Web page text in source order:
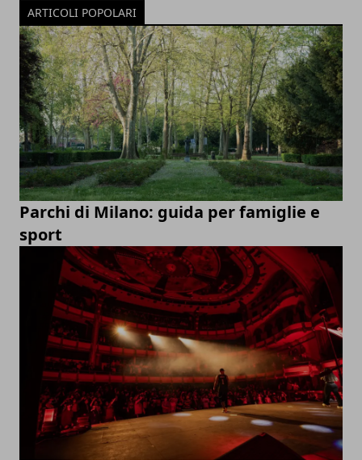
ARTICOLI POPOLARI
Parchi di Milano: guida per famiglie e
sport